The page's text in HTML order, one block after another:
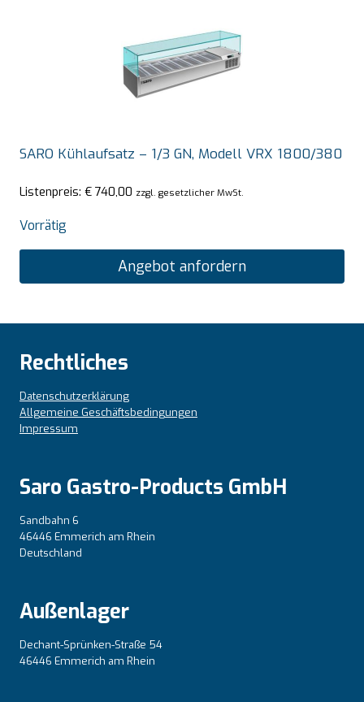
SARO Kühlaufsatz – 1/3 GN, Modell VRX 1800/380
Listenpreis: € 740,00 zzgl. gesetzlicher MwSt.
Vorrätig
Angebot anfordern
Rechtliches
Datenschutzerklärung
Allgemeine Geschäftsbedingungen
Impressum
Saro Gastro-Products GmbH
Sandbahn 6
46446 Emmerich am Rhein
Deutschland
Außenlager
Dechant-Sprünken-Straße 54
46446 Emmerich am Rhein